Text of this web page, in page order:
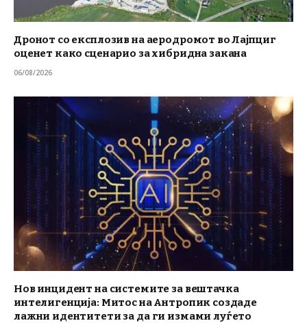
Дронот со експлозив на аеродромот во Лајпциг
оценет како сценарио за хибридна закана
06/08/2026
Нов инцидент на системите за вештачка
интелигенција: Митос на Антропик создаде
лажни идентитети за да ги измами луѓето